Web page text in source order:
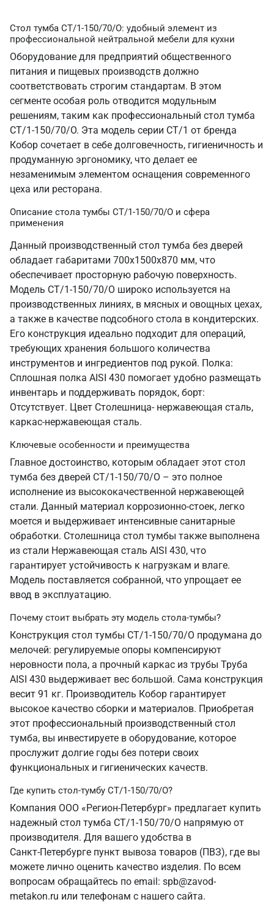
Стол тумба СТ/1-150/70/О: удобный элемент из
профессиональной нейтральной мебели для кухни
Оборудование для предприятий общественного
питания и пищевых производств должно
соответствовать строгим стандартам. В этом
сегменте особая роль отводится модульным
решениям, таким как профессиональный стол тумба
СТ/1-150/70/О. Эта модель серии СТ/1 от бренда
Кобор сочетает в себе долговечность, гигиеничность и
продуманную эргономику, что делает ее
незаменимым элементом оснащения современного
цеха или ресторана.
Описание стола тумбы СТ/1-150/70/О и сфера
применения
Данный производственный стол тумба без дверей
обладает габаритами 700х1500х870 мм, что
обеспечивает просторную рабочую поверхность.
Модель СТ/1-150/70/О широко используется на
производственных линиях, в мясных и овощных цехах,
а также в качестве подсобного стола в кондитерских.
Его конструкция идеально подходит для операций,
требующих хранения большого количества
инструментов и ингредиентов под рукой. Полка:
Сплошная полка AISI 430 помогает удобно размещать
инвентарь и поддерживать порядок, борт:
Отсутствует. Цвет Столешница- нержавеющая сталь,
каркас-нержавеющая сталь.
Ключевые особенности и преимущества
Главное достоинство, которым обладает этот стол
тумба без дверей СТ/1-150/70/О – это полное
исполнение из высококачественной нержавеющей
стали. Данный материал коррозионно-стоек, легко
моется и выдерживает интенсивные санитарные
обработки. Столешница стол тумбы также выполнена
из стали Нержавеющая сталь AISI 430, что
гарантирует устойчивость к нагрузкам и влаге.
Модель поставляется собранной, что упрощает ее
ввод в эксплуатацию.
Почему стоит выбрать эту модель стола-тумбы?
Конструкция стол тумбы СТ/1-150/70/О продумана до
мелочей: регулируемые опоры компенсируют
неровности пола, а прочный каркас из трубы Труба
AISI 430 выдерживает вес большой. Сама конструкция
весит 91 кг. Производитель Кобор гарантирует
высокое качество сборки и материалов. Приобретая
этот профессиональный производственный стол
тумба, вы инвестируете в оборудование, которое
прослужит долгие годы без потери своих
функциональных и гигиенических качеств.
Где купить стол-тумбу СТ/1-150/70/О?
Компания ООО «Регион-Петербург» предлагает купить
надежный стол тумба СТ/1-150/70/О напрямую от
производителя. Для вашего удобства в
Санкт‑Петербурге пункт вывоза товаров (ПВЗ), где вы
можете лично оценить качество изделия. По всем
вопросам обращайтесь по email: spb@zavod-
metakon.ru или телефонам с нашего сайта.